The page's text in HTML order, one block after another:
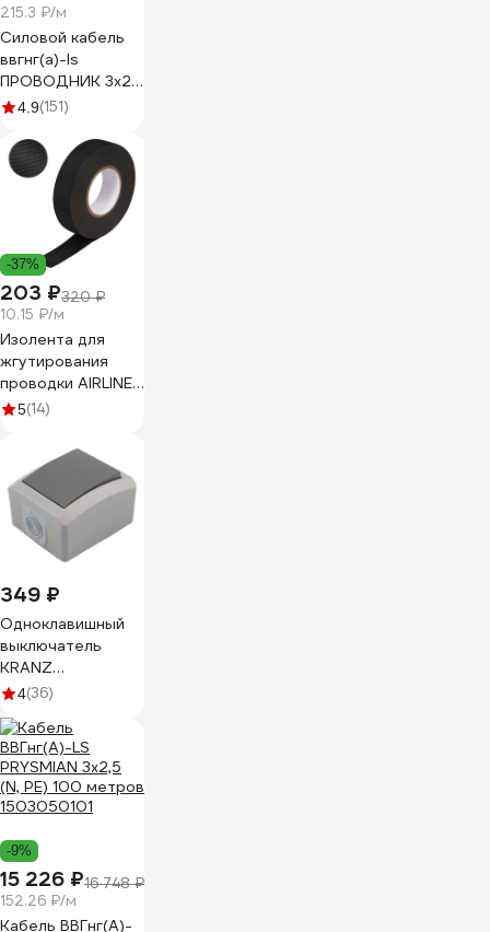
215.3 ₽/м
Силовой кабель
ввгнг(a)-ls
ПРОВОДНИК 3x2.5
мм2, 20м
4.9(151)
-37%
203 ₽320 ₽
10.15 ₽/м
Изолента для
жгутирования
проводки AIRLINE
19 мм, 20 м,
полиэстера
ADPT003
5(14)
349 ₽
Одноклавишный
выключатель
KRANZ
индастриал, IP54,
0608
4(36)
-9%
15 226 ₽16 748 ₽
152.26 ₽/м
Кабель ВВГнг(А)-